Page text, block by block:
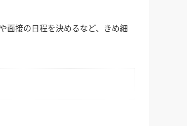
面接の日程を決めるなど、きめ細